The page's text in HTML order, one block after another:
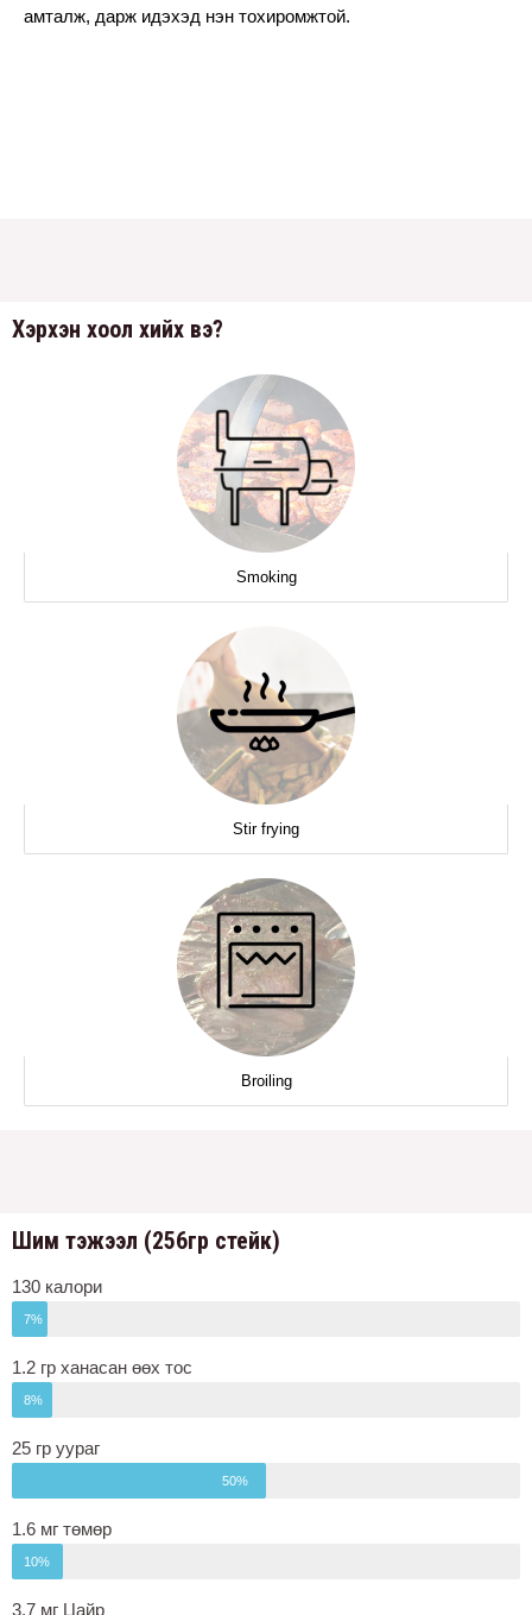
амталж, дарж идэхэд нэн тохиромжтой.
Хэрхэн хоол хийх вэ?
Smoking
Stir frying
Broiling
Шим тэжээл (256гр стейк)
130 калори
7%
1.2 гр ханасан өөх тос
8%
25 гр уураг
50%
1.6 мг төмөр
10%
3.7 мг Цайр